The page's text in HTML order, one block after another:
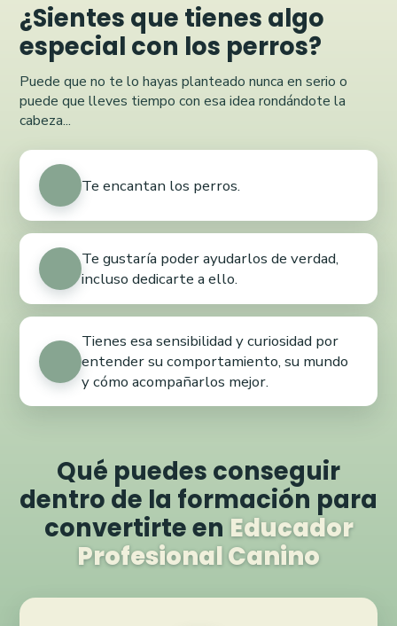
¿Sientes que tienes algo
especial con los perros?
Puede que no te lo hayas planteado nunca en serio o
puede que lleves tiempo con esa idea rondándote la
cabeza...
Te encantan los perros.
Te gustaría poder ayudarlos de verdad,
incluso dedicarte a ello.
Tienes esa sensibilidad y curiosidad por
entender su comportamiento, su mundo
y cómo acompañarlos mejor.
Qué puedes conseguir
dentro de la formación para
convertirte en Educador
Profesional Canino